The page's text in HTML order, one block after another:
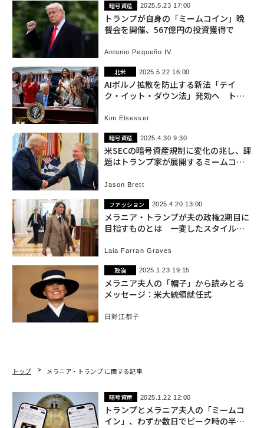
暗号資産 2025.5.23 17:00
トランプが自身の「ミームコイン」晩
餐会を開催、567億円の投資獲得で
Antonio Pequeño IV
北米 2025.5.22 16:00
AIポルノ拡散を防止する新法「テイ
ク・イット・ダウン法」発効へ トラ
Kim Elsesser
暗号資産 2025.4.30 9:30
米SECの暗号資産規制に変化の兆し、課
題はトランプ家が展開するミームコイ
Jason Brett
ファッション 2025.4.20 13:00
メラニア・トランプが夫の政権2期目に
目指すものとは 一変したスタイルを
Laia Farran Graves
政治 2025.1.23 19:15
メラニア夫人の「帽子」から読みとる
メッセージ：米大統領就任式
日野江都子
トップ メラニア・トランプ に関する記事
暗号資産 2025.1.22 12:00
トランプとメラニア夫人の「ミームコ
イン」、わずか数日でピーク時の半値